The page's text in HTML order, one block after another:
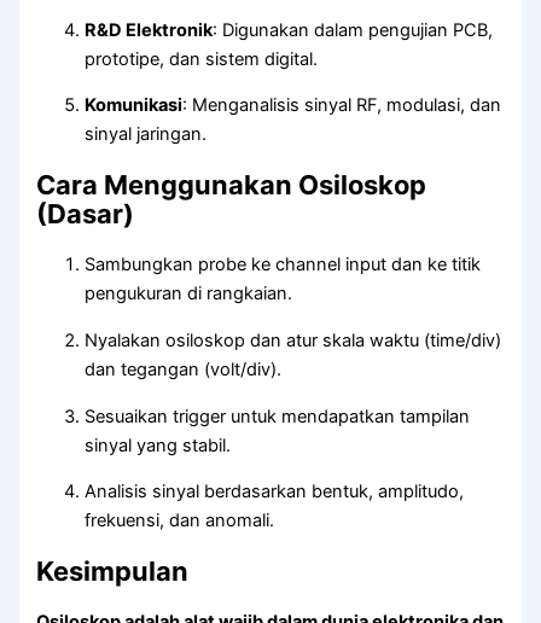
R&D Elektronik: Digunakan dalam pengujian PCB,
prototipe, dan sistem digital.
Komunikasi: Menganalisis sinyal RF, modulasi, dan
sinyal jaringan.
Cara Menggunakan Osiloskop
(Dasar)
Sambungkan probe ke channel input dan ke titik
pengukuran di rangkaian.
Nyalakan osiloskop dan atur skala waktu (time/div)
dan tegangan (volt/div).
Sesuaikan trigger untuk mendapatkan tampilan
sinyal yang stabil.
Analisis sinyal berdasarkan bentuk, amplitudo,
frekuensi, dan anomali.
Kesimpulan